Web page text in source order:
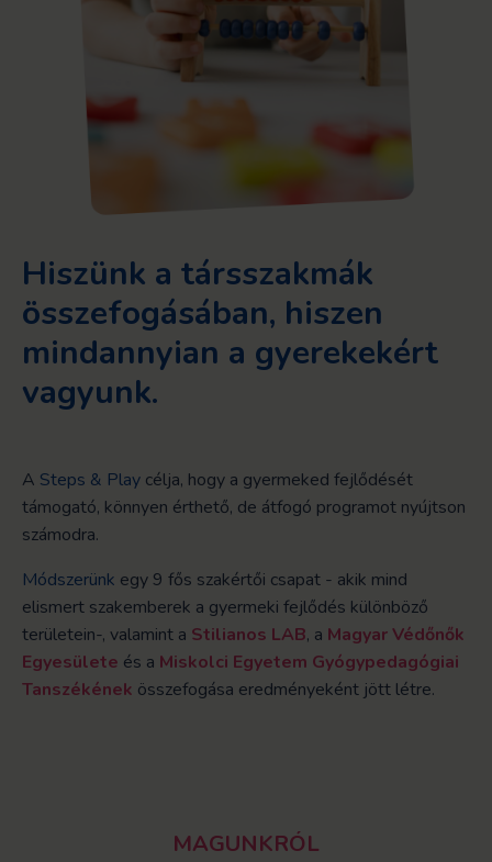
Hiszünk a társszakmák
összefogásában, hiszen
mindannyian a gyerekekért
vagyunk.
A Steps & Play célja, hogy a gyermeked fejlődését
támogató, könnyen érthető, de átfogó programot nyújtson
számodra.
Módszerünk egy 9 fős szakértői csapat - akik mind
elismert szakemberek a gyermeki fejlődés különböző
területein-, valamint a Stilianos LAB, a Magyar Védőnők
Egyesülete és a Miskolci Egyetem Gyógypedagógiai
Tanszékének összefogása eredményeként jött létre.
MAGUNKRÓL